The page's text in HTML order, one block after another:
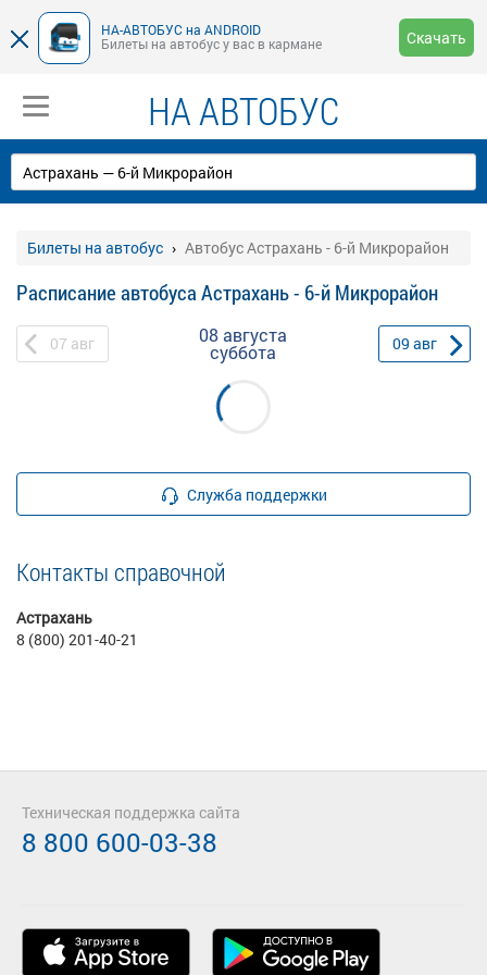
НА-АВТОБУС на ANDROID
Билеты на автобус у вас в кармане
Скачать
НА АВТОБУС
Билеты на автобус Автобус Астрахань - 6-й Микрорайон
Расписание автобуса Астрахань - 6-й Микрорайон
07 авг 08 августа
суббота 09 авг
Служба поддержки
Контакты справочной
Астрахань
8 (800) 201-40-21
Техническая поддержка сайта
8 800 600-03-38